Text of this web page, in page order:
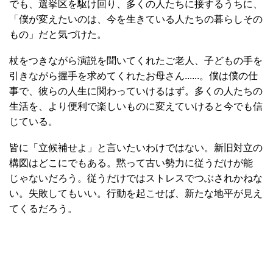
でも、選挙区を駆け回り、多くの人たちに接するうちに、
「僕が変えたいのは、今を生きている人たちの暮らしその
もの」だと気づけた。
杖をつきながら演説を聞いてくれたご老人、子どもの手を
引きながら握手を求めてくれたお母さん......。僕は僕の仕
事で、彼らの人生に関わっていけるはず。多くの人たちの
生活を、より便利で楽しいものに変えていけると今でも信
じている。
皆に「立候補せよ」と言いたいわけではない。新旧対立の
構図はどこにでもある。黙って古い勢力に従うだけが能
じゃないだろう。従うだけではストレスでつぶされかねな
い。失敗してもいい。行動を起こせば、新たな地平が見え
てくるだろう。